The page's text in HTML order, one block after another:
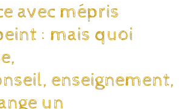
avec mépris
: mais quoi
enseignement,
un